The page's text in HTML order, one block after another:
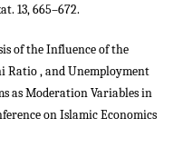
13, 665–672.
of the Influence of the
Ratio , and Unemployment
as Moderation Variables in
on Islamic Economics